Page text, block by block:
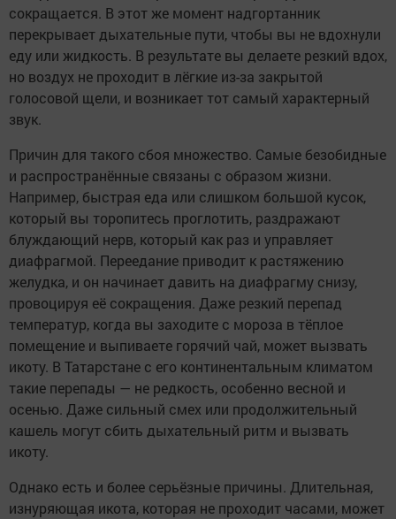
сокращается. В этот же момент надгортанник
перекрывает дыхательные пути, чтобы вы не вдохнули
еду или жидкость. В результате вы делаете резкий вдох,
но воздух не проходит в лёгкие из-за закрытой
голосовой щели, и возникает тот самый характерный
звук.
Причин для такого сбоя множество. Самые безобидные
и распространённые связаны с образом жизни.
Например, быстрая еда или слишком большой кусок,
который вы торопитесь проглотить, раздражают
блуждающий нерв, который как раз и управляет
диафрагмой. Переедание приводит к растяжению
желудка, и он начинает давить на диафрагму снизу,
провоцируя её сокращения. Даже резкий перепад
температур, когда вы заходите с мороза в тёплое
помещение и выпиваете горячий чай, может вызвать
икоту. В Татарстане с его континентальным климатом
такие перепады — не редкость, особенно весной и
осенью. Даже сильный смех или продолжительный
кашель могут сбить дыхательный ритм и вызвать
икоту.
Однако есть и более серьёзные причины. Длительная,
изнуряющая икота, которая не проходит часами, может